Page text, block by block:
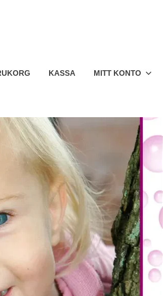
KASSA MITT KONTO